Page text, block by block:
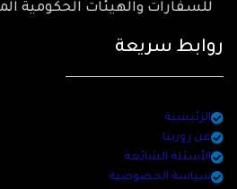
للسفارات والهيئات الحكومية
روابط سريعة
الرئيسية
عن روزيتا
الأسئلة الشائعة
سياسة الخصوصية